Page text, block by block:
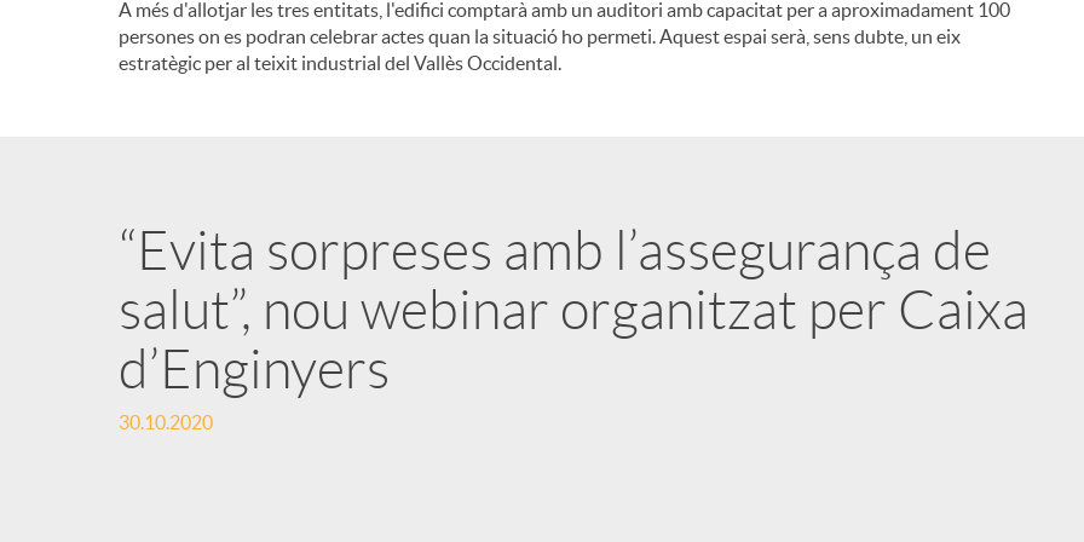
A més d'allotjar les tres entitats, l'edifici comptarà amb un auditori amb capacitat per a aproximadament 100
persones on es podran celebrar actes quan la situació ho permeti. Aquest espai serà, sens dubte, un eix
estratègic per al teixit industrial del Vallès Occidental.
“Evita sorpreses amb l’assegurança de
salut”, nou webinar organitzat per Caixa
d’Enginyers
30.10.2020